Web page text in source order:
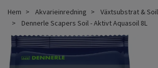
Hem Akvarieinredning
Växtsubstrat & Soil
Dennerle Scapers Soil - Aktivt Aquasoil 8L